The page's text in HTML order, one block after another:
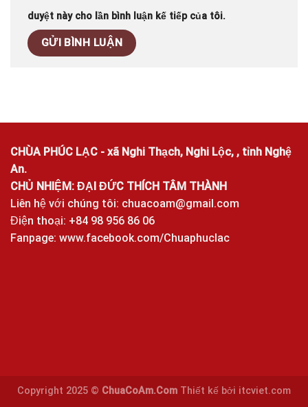
duyệt này cho lần bình luận kế tiếp của tôi.
CHÙA PHÚC LẠC - xã Nghi Thạch, Nghi Lộc, , tỉnh Nghệ
An.
CHỦ NHIỆM: ĐẠI ĐỨC THÍCH TÂM THÀNH
Liên hệ với chúng tôi: chuacoam@gmail.com
Điện thoại: +84 98 956 86 06
Fanpage: www.facebook.com/Chuaphuclac
Copyright 2025 © ChuaCoAm.Com Thiết kế bởi itcviet.com